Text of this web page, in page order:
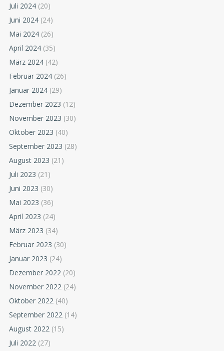
Juli 2024 (20)
Juni 2024 (24)
Mai 2024 (26)
April 2024 (35)
März 2024 (42)
Februar 2024 (26)
Januar 2024 (29)
Dezember 2023 (12)
November 2023 (30)
Oktober 2023 (40)
September 2023 (28)
August 2023 (21)
Juli 2023 (21)
Juni 2023 (30)
Mai 2023 (36)
April 2023 (24)
März 2023 (34)
Februar 2023 (30)
Januar 2023 (24)
Dezember 2022 (20)
November 2022 (24)
Oktober 2022 (40)
September 2022 (14)
August 2022 (15)
Juli 2022 (27)